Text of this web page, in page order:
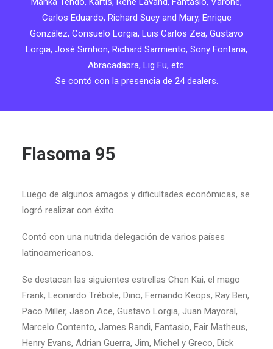
Carlos Eduardo, Richard Suey and Mary, Enrique
González, Consuelo Lorgia, Luis Carlos Zea, Gustavo
Lorgia, José Simhon, Richard Sarmiento, Sony Fontana,
Abracadabra, Lig Fu, etc.
Se contó con la presencia de 24 dealers.
Flasoma 95
Luego de algunos amagos y dificultades económicas, se
logró realizar con éxito.
Contó con una nutrida delegación de varios países
latinoamericanos.
Se destacan las siguientes estrellas Chen Kai, el mago
Frank, Leonardo Trébole, Dino, Fernando Keops, Ray Ben,
Paco Miller, Jason Ace, Gustavo Lorgia, Juan Mayoral,
Marcelo Contento, James Randi, Fantasio, Fair Matheus,
Henry Evans, Adrian Guerra, Jim, Michel y Greco, Dick